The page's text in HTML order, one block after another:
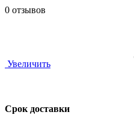
0 отзывов
Увеличить
Срок доставки